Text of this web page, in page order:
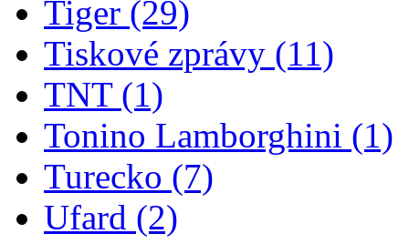
Tiger (29)
Tiskové zprávy (11)
TNT (1)
Tonino Lamborghini (1)
Turecko (7)
Ufard (2)